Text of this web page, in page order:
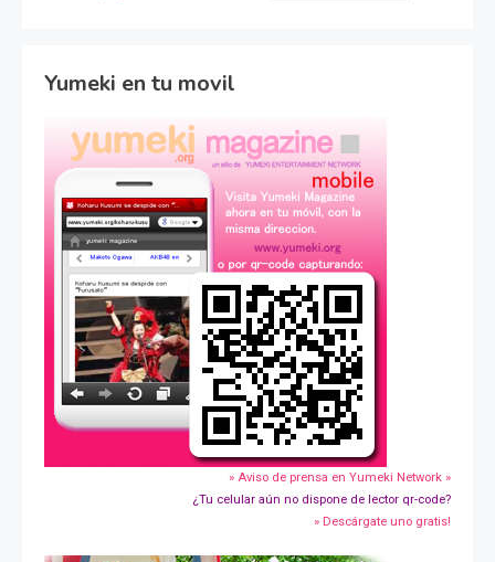
Yumeki en tu movil
» Aviso de prensa en Yumeki Network »
¿Tu celular aún no dispone de lector qr-code?
» Descárgate uno gratis!